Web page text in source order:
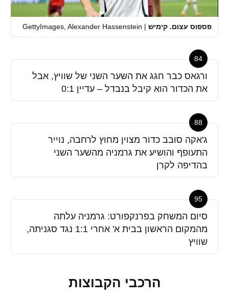
פספוס עצום. קימיש |
GettyImages, Alexander Hassenstein
84
ורגאס כבר חגג את השער השני של שוויץ, אבל
את הכדור הוא קיבל בנבדל – עדיין 0:1
88
ג'אקה סובב כדור מצוין מחוץ לרחבה, נוייר
התעופף והושיע את גרמניה מהשער השני
בהדיפה לקרן
95
סיום המשחק בפרנקפורט: גרמניה עלתה
מהמקום הראשון בבית א' אחרי 1:1 נגד סגניתה,
שוויץ
הרכבי הקבוצות